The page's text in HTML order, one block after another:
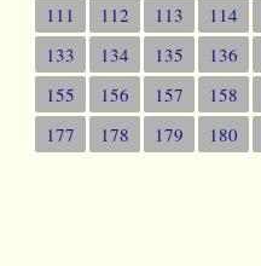
111
112 113 114
133
134 135 136
155
156 157 158
177
178 179 180